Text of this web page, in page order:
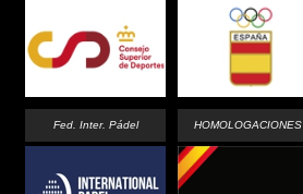
Fed. Inter. Pádel HOMOLOGACIONES